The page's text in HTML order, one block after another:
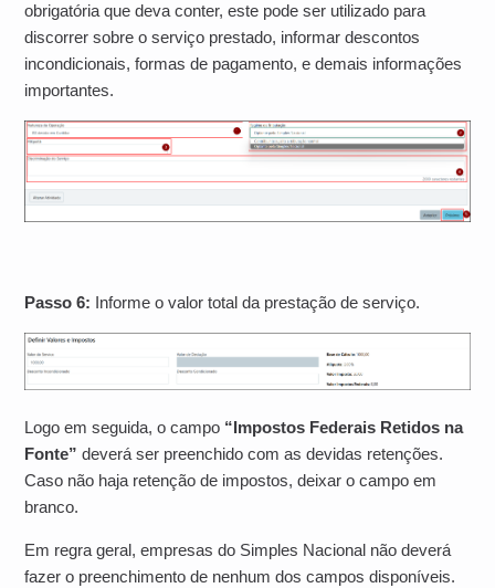
obrigatória que deva conter, este pode ser utilizado para
discorrer sobre o serviço prestado, informar descontos
incondicionais, formas de pagamento, e demais informações
importantes.
Passo 6: Informe o valor total da prestação de serviço.
Logo em seguida, o campo “Impostos Federais Retidos na
Fonte” deverá ser preenchido com as devidas retenções.
Caso não haja retenção de impostos, deixar o campo em
branco.
Em regra geral, empresas do Simples Nacional não deverá
fazer o preenchimento de nenhum dos campos disponíveis.